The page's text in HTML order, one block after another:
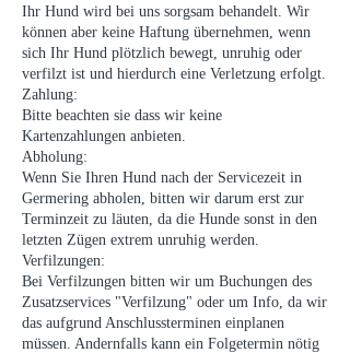
Ihr Hund wird bei uns sorgsam behandelt. Wir
können aber keine Haftung übernehmen, wenn
sich Ihr Hund plötzlich bewegt, unruhig oder
verfilzt ist und hierdurch eine Verletzung erfolgt.
Zahlung:
Bitte beachten sie dass wir keine
Kartenzahlungen anbieten.
Abholung:
Wenn Sie Ihren Hund nach der Servicezeit in
Germering abholen, bitten wir darum erst zur
Terminzeit zu läuten, da die Hunde sonst in den
letzten Zügen extrem unruhig werden.
Verfilzungen:
Bei Verfilzungen bitten wir um Buchungen des
Zusatzservices "Verfilzung" oder um Info, da wir
das aufgrund Anschlussterminen einplanen
müssen. Andernfalls kann ein Folgetermin nötig